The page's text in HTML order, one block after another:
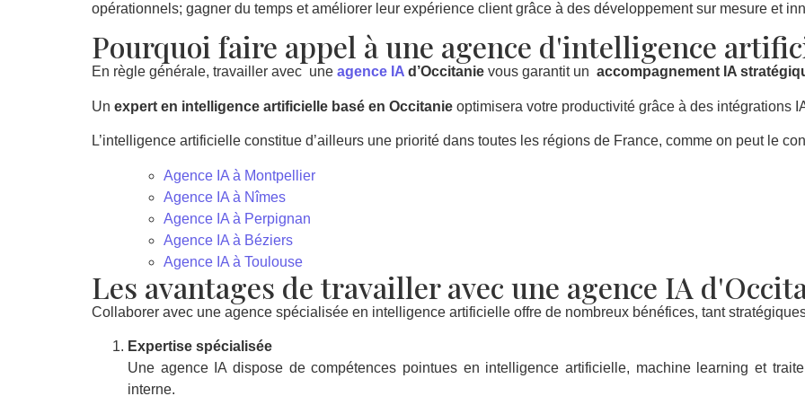
opérationnels; gagner du temps et améliorer leur expérience client grâce à des développement sur mesure et
Pourquoi faire appel à une agence d'intelligence
En règle générale, travailler avec une agence IA d’Occitanie vous garantit un accompagnement IA
Un expert en intelligence artificielle basé en Occitanie optimisera votre productivité grâce à des intégrations
L’intelligence artificielle constitue d’ailleurs une priorité dans toutes les régions de France, comme on peut le
Agence IA à Montpellier
Agence IA à Nîmes
Agence IA à Perpignan
Agence IA à Béziers
Agence IA à Toulouse
Les avantages de travailler avec une agence IA
Collaborer avec une agence spécialisée en intelligence artificielle offre de nombreux bénéfices, tant
Expertise spécialisée
Une agence IA dispose de compétences pointues en intelligence artificielle, machine learning et
interne.